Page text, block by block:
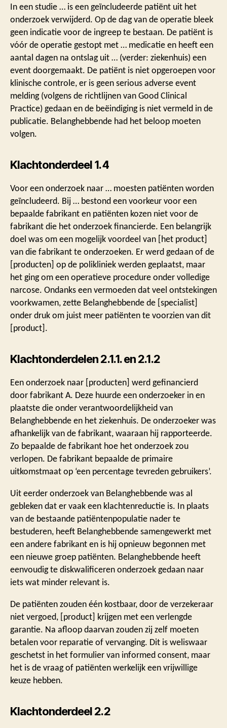
In een studie … is een geïncludeerde patiënt uit het
onderzoek verwijderd. Op de dag van de operatie bleek
geen indicatie voor de ingreep te bestaan. De patiënt is
vóór de operatie gestopt met … medicatie en heeft een
aantal dagen na ontslag uit … (verder: ziekenhuis) een
event doorgemaakt. De patiënt is niet opgeroepen voor
klinische controle, er is geen serious adverse event
melding (volgens de richtlijnen van Good Clinical
Practice) gedaan en de beëindiging is niet vermeld in de
publicatie. Belanghebbende had het beloop moeten
volgen.
Klachtonderdeel 1.4
Voor een onderzoek naar … moesten patiënten worden
geïncludeerd. Bij … bestond een voorkeur voor een
bepaalde fabrikant en patiënten kozen niet voor de
fabrikant die het onderzoek financierde. Een belangrijk
doel was om een mogelijk voordeel van [het product]
van die fabrikant te onderzoeken. Er werd gedaan of de
[producten] op de polikliniek werden geplaatst, maar
het ging om een operatieve procedure onder volledige
narcose. Ondanks een vermoeden dat veel ontstekingen
voorkwamen, zette Belanghebbende de [specialist]
onder druk om juist meer patiënten te voorzien van dit
[product].
Klachtonderdelen 2.1.1. en 2.1.2
Een onderzoek naar [producten] werd gefinancierd
door fabrikant A. Deze huurde een onderzoeker in en
plaatste die onder verantwoordelijkheid van
Belanghebbende en het ziekenhuis. De onderzoeker was
afhankelijk van de fabrikant, waaraan hij rapporteerde.
Zo bepaalde de fabrikant hoe het onderzoek zou
verlopen. De fabrikant bepaalde de primaire
uitkomstmaat op ‘een percentage tevreden gebruikers’.
Uit eerder onderzoek van Belanghebbende was al
gebleken dat er vaak een klachtenreductie is. In plaats
van de bestaande patiëntenpopulatie nader te
bestuderen, heeft Belanghebbende samengewerkt met
een andere fabrikant en is hij opnieuw begonnen met
een nieuwe groep patiënten. Belanghebbende heeft
eenvoudig te diskwalificeren onderzoek gedaan naar
iets wat minder relevant is.
De patiënten zouden één kostbaar, door de verzekeraar
niet vergoed, [product] krijgen met een verlengde
garantie. Na afloop daarvan zouden zij zelf moeten
betalen voor reparatie of vervanging. Dit is weliswaar
geschetst in het formulier van informed consent, maar
het is de vraag of patiënten werkelijk een vrijwillige
keuze hebben.
Klachtonderdeel 2.2